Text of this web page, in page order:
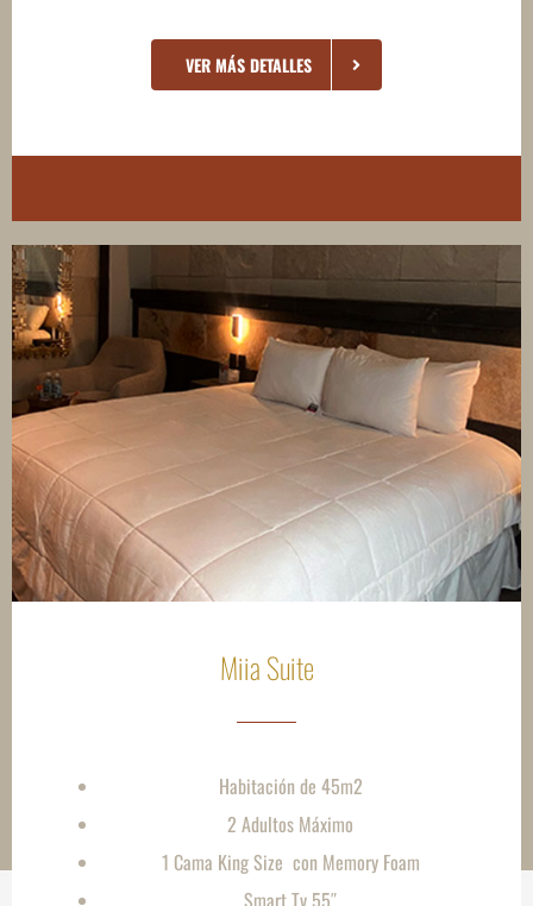
VER MÁS DETALLES
Miia Suite
Habitación de 45m2
2 Adultos Máximo
1 Cama King Size con Memory Foam